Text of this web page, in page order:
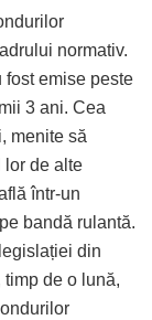
normativ.
emise peste
3 ani. Cea
menite să
lor de alte
într-un
bandă rulantă.
din
de o lună,